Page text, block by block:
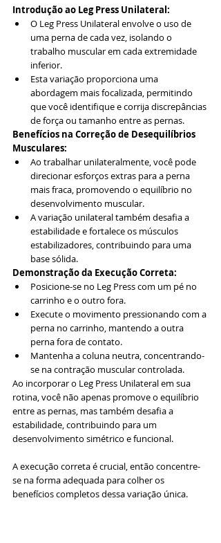
Introdução ao Leg Press Unilateral:
O Leg Press Unilateral envolve o uso de
uma perna de cada vez, isolando o
trabalho muscular em cada extremidade
inferior.
Esta variação proporciona uma
abordagem mais focalizada, permitindo
que você identifique e corrija discrepâncias
de força ou tamanho entre as pernas.
Benefícios na Correção de Desequilíbrios
Musculares:
Ao trabalhar unilateralmente, você pode
direcionar esforços extras para a perna
mais fraca, promovendo o equilíbrio no
desenvolvimento muscular.
A variação unilateral também desafia a
estabilidade e fortalece os músculos
estabilizadores, contribuindo para uma
base sólida.
Demonstração da Execução Correta:
Posicione-se no Leg Press com um pé no
carrinho e o outro fora.
Execute o movimento pressionando com a
perna no carrinho, mantendo a outra
perna fora de contato.
Mantenha a coluna neutra, concentrando-
se na contração muscular controlada.
Ao incorporar o Leg Press Unilateral em sua
rotina, você não apenas promove o equilíbrio
entre as pernas, mas também desafia a
estabilidade, contribuindo para um
desenvolvimento simétrico e funcional.
A execução correta é crucial, então concentre-
se na forma adequada para colher os
benefícios completos dessa variação única.